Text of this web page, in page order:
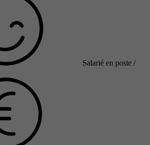
Salarié en poste /